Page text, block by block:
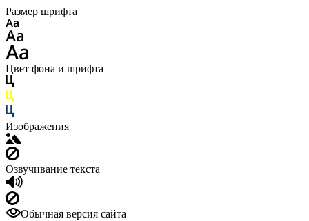
Размер шрифта
Цвет фона и шрифта
Изображения
Озвучивание текста
Обычная версия сайта